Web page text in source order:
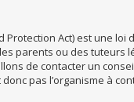
Protection Act) est une
parents ou des tuteurs
de contacter un
pas l’organisme à